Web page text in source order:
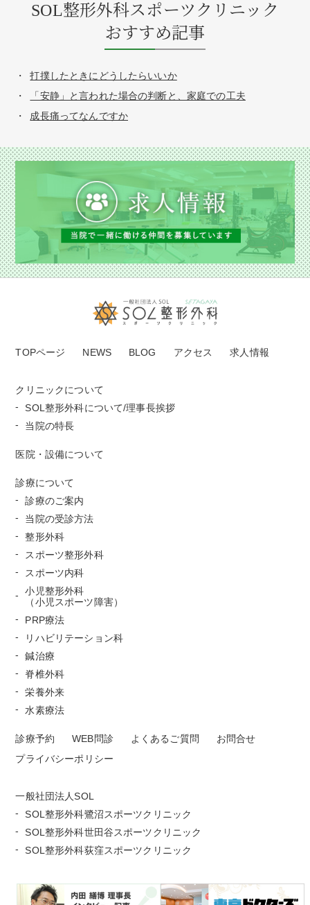
SOL整形外科スポーツクリニック
おすすめ記事
打撲したときにどうしたらいいか
「安静」と言われた場合の判断と、家庭での工夫
成長痛ってなんですか
TOPページ NEWS BLOG アクセス 求人情報
クリニックについて
SOL整形外科について/理事長挨拶
当院の特長
医院・設備について
診療について
診療のご案内
当院の受診方法
整形外科
スポーツ整形外科
スポーツ内科
小児整形外科
（小児スポーツ障害）
PRP療法
リハビリテーション科
鍼治療
脊椎外科
栄養外来
水素療法
診療予約 WEB問診 よくあるご質問
お問合せ
プライバシーポリシー
一般社団法人SOL
SOL整形外科鷺沼スポーツクリニック
SOL整形外科世田谷スポーツクリニック
SOL整形外科荻窪スポーツクリニック